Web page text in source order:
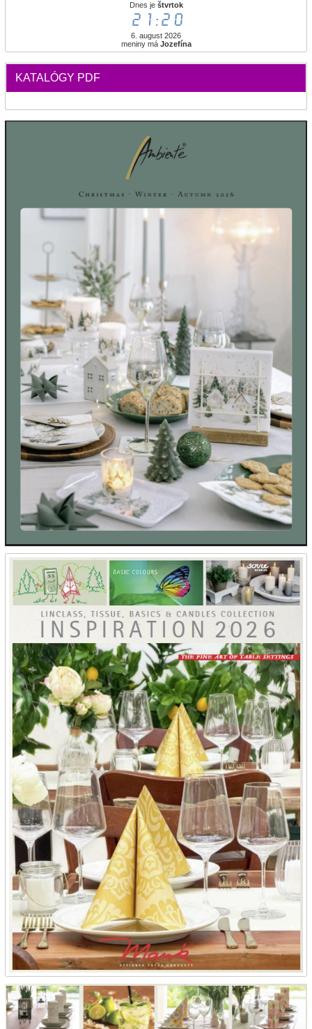
Dnes je štvrtok
21:20
6. august 2026
meniny má Jozefína
KATALÓGY PDF